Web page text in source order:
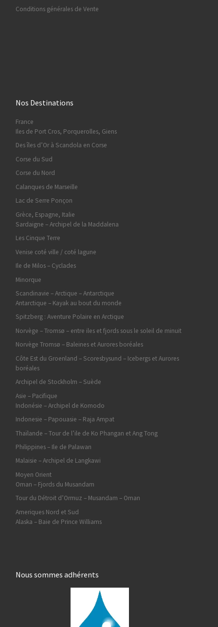
Conditions générales de Vente
Nos Destinations
France
Iles de Port Cros, Porquerolles, Giens
Des îles d’Or à Scandola en Corse
Corse du Sud
Corse du Nord
Calanques de Marseille
Lac de Serre Ponçon
Grèce, Espagne, Italie
Sardaigne – Archipel de la Maddalena
Les Cinque Terre
Venise coté ville / coté lagune
Ile de Milos – Cyclades
Minorque
Scandinavie – Arctique – Antarctique
Antarctique – Kayak au bout du monde
Spitzberg : Aventure Polaire en Arctique
Norvège – Tromsø – entre iles et fjords sous le soleil de minuit
Norvège Tromsø – Baleines et Aurores boréales
Côte Est du Groenland – Scoresbysund – Icebergs et Aurores
boréales
Archipel de Stockholm – Suède
Asie – Pacifique
Indonésie – Archipel de Komodo
Indonesie – Papouasie – Raja Ampat
Thaïlande – Tour de l’ile de Ko Phangan et Ang Tong
Philippines – Ile de Palawan
Malaisie – Archipel de Langkawi
Moyen Orient
Oman – Fjords du Musandam
Tour du Détroit d’Ormuz – Musandam – Oman
Ameriques Nord et Sud
Alaska – Baie de Prince Williams
Nous sommes adhérents